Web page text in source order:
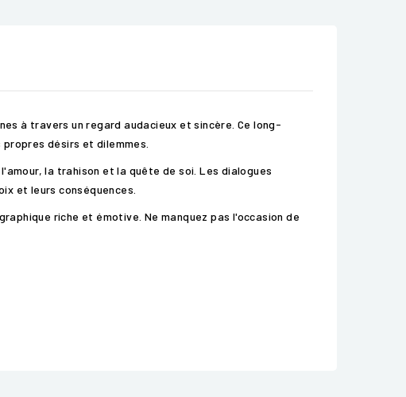
à travers un regard audacieux et sincère. Ce long-
désirs et dilemmes.
la trahison et la quête de soi. Les dialogues
et leurs conséquences.
riche et émotive. Ne manquez pas l'occasion de